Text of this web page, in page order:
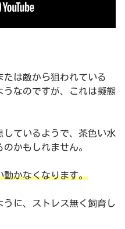
たは敵から狙われている
うなのですが、これは擬態
しているようで、茶色い水
かもしれません。
動かなくなります。
に、ストレス無く飼育し